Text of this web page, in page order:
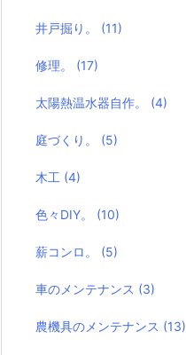
井戸掘り。 (11)
修理。 (17)
太陽熱温水器自作。 (4)
庭づくり。 (5)
木工 (4)
色々DIY。 (10)
薪コンロ。 (5)
車のメンテナンス (3)
農機具のメンテナンス (13)